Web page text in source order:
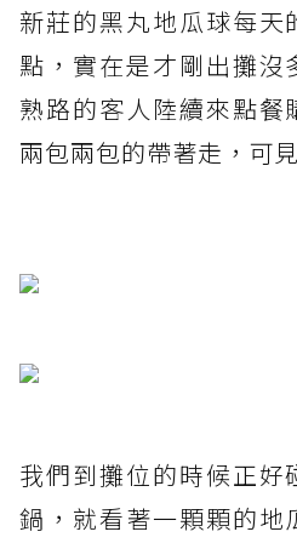
新莊的黑丸地瓜球每天
點，實在是才剛出攤沒
熟路的客人陸續來點餐
兩包兩包的帶著走，可
我們到攤位的時候正好
鍋，就看著一顆顆的地